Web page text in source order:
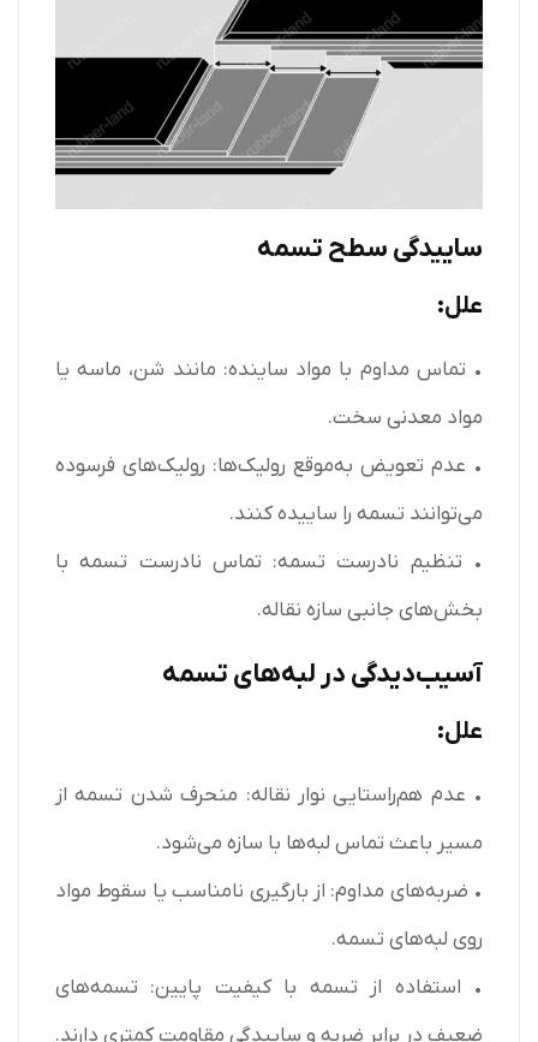
ساییدگی سطح تسمه
علل:
• تماس مداوم با مواد ساینده: مانند شن، ماسه یا
مواد معدنی سخت.
• عدم تعویض به‌موقع رولیک‌ها: رولیک‌های فرسوده
می‌توانند تسمه را ساییده کنند.
• تنظیم نادرست تسمه: تماس نادرست تسمه با
بخش‌های جانبی سازه نقاله.
آسیب‌دیدگی در لبه‌های تسمه
علل:
• عدم هم‌راستایی نوار نقاله: منحرف شدن تسمه از
مسیر باعث تماس لبه‌ها با سازه می‌شود.
• ضربه‌های مداوم: از بارگیری نامناسب یا سقوط مواد
روی لبه‌های تسمه.
• استفاده از تسمه با کیفیت پایین: تسمه‌های
ضعیف در برابر ضربه و ساییدگی مقاومت کمتری دارند.